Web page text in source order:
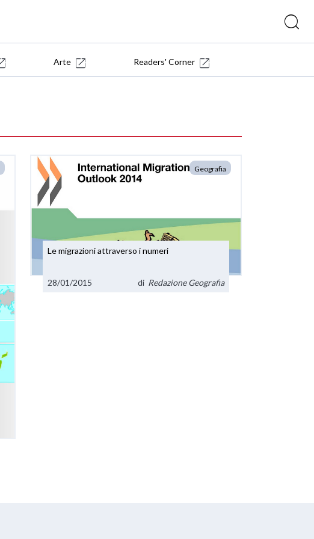
Arte Readers' Corner
Geografia
Le migrazioni attraverso i numeri
28/01/2015 di Redazione Geografia